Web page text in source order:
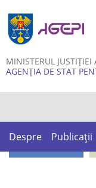
MINISTERUL
AGENȚIA DE STAT
Despre Publicații